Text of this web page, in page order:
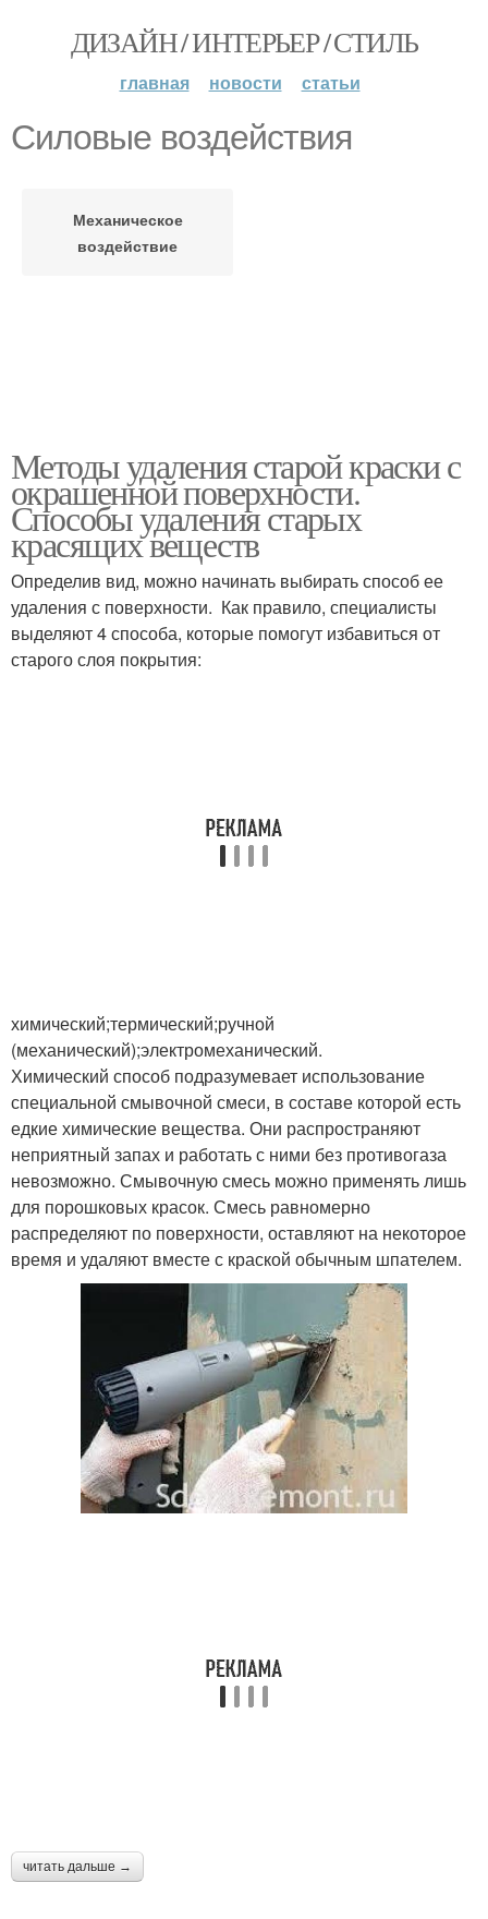
ДИЗАЙН / ИНТЕРЬЕР / СТИЛЬ
главная новости статьи
Силовые воздействия
Механическое
воздействие
Методы удаления старой краски с
окрашенной поверхности.
Способы удаления старых
красящих веществ
Определив вид, можно начинать выбирать способ ее
удаления с поверхности. Как правило, специалисты
выделяют 4 способа, которые помогут избавиться от
старого слоя покрытия:
химический;термический;ручной
(механический);электромеханический.
Химический способ подразумевает использование
специальной смывочной смеси, в составе которой есть
едкие химические вещества. Они распространяют
неприятный запах и работать с ними без противогаза
невозможно. Смывочную смесь можно применять лишь
для порошковых красок. Смесь равномерно
распределяют по поверхности, оставляют на некоторое
время и удаляют вместе с краской обычным шпателем.
читать дальше →